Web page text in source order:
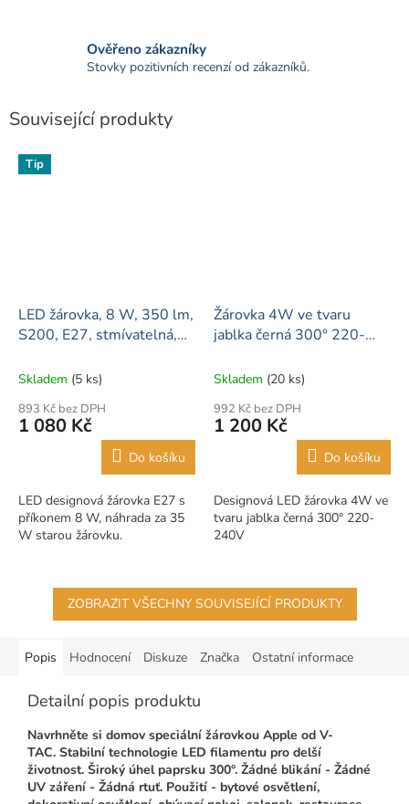
Ověřeno zákazníky
Stovky pozitivních recenzí od zákazníků.
Související produkty
Tip
LED žárovka, 8 W, 350 lm,
S200, E27, stmívatelná,
Skladem (5 ks)
893 Kč bez DPH
1 080 Kč
Do košíku
LED designová žárovka E27 s
příkonem 8 W, náhrada za 35
W starou žárovku.
Žárovka 4W ve tvaru
jablka černá 300° 220-
Skladem (20 ks)
992 Kč bez DPH
1 200 Kč
Do košíku
Designová LED žárovka 4W ve
tvaru jablka černá 300° 220-
240V
ZOBRAZIT VŠECHNY SOUVISEJÍCÍ PRODUKTY
Popis Hodnocení Diskuze Značka Ostatní informace
Detailní popis produktu
Navrhněte si domov speciální žárovkou Apple od V-
TAC. Stabilní technologie LED filamentu pro delší
životnost. Široký úhel paprsku 300°. Žádné blikání - Žádné
UV záření - Žádná rtuť. Použití - bytové osvětlení,